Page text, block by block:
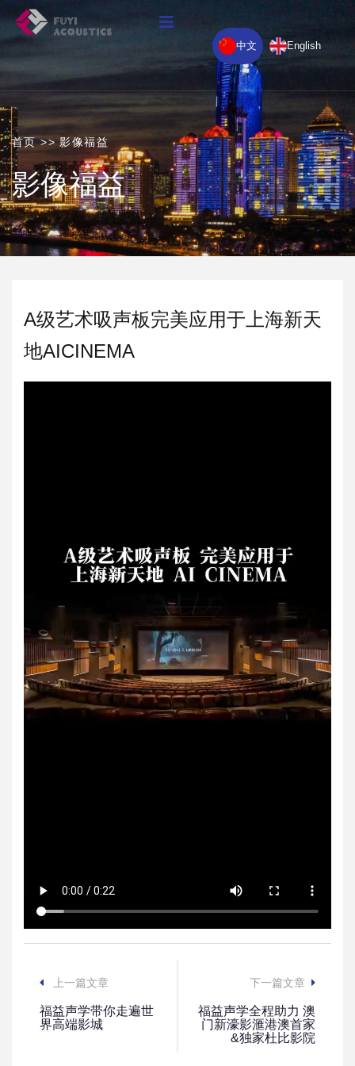
中文 English
首页>>影像福益
影像福益
A级艺术吸声板完美应用于上海新天
地AICINEMA
上一篇文章
福益声学带你走遍世
界高端影城
下一篇文章
福益声学全程助力 澳
门新濠影滙港澳首家
&独家杜比影院